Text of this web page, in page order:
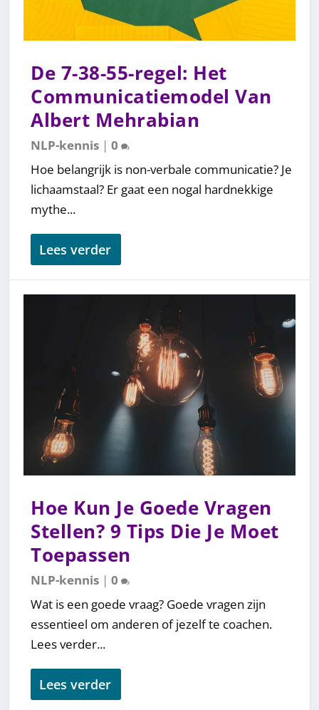
De 7-38-55-regel: Het
Communicatiemodel Van
Albert Mehrabian
NLP-kennis |0
Hoe belangrijk is non-verbale communicatie? Je
lichaamstaal? Er gaat een nogal hardnekkige
mythe...
Lees verder
Hoe Kun Je Goede Vragen
Stellen? 9 Tips Die Je Moet
Toepassen
NLP-kennis |0
Wat is een goede vraag? Goede vragen zijn
essentieel om anderen of jezelf te coachen.
Lees verder...
Lees verder